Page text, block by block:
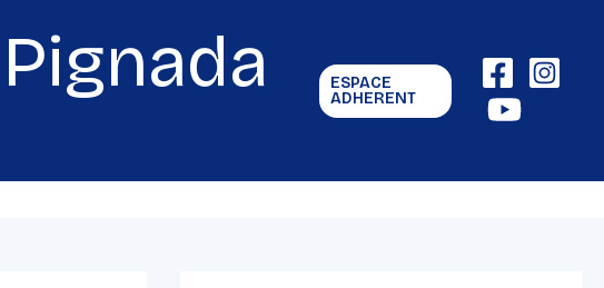
Pignada
ESPACE
ADHERENT